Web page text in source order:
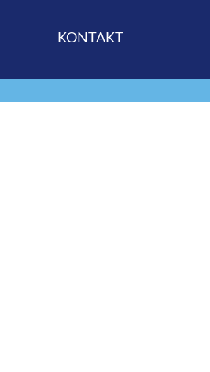
KONTAKT